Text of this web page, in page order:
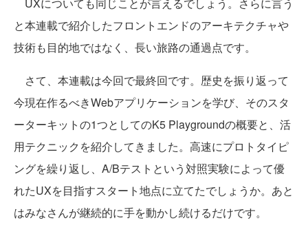
と本連載で紹介したフロントエンドのアーキテクチャや
技術も目的地ではなく、長い旅路の通過点です。
さて、本連載は今回で最終回です。歴史を振り返って
今現在作るべきWebアプリケーションを学び、そのスタ
ーターキットの1つとしてのK5 Playgroundの概要と、活
用テクニックを紹介してきました。高速にプロトタイピ
ングを繰り返し、A/Bテストという対照実験によって優
れたUXを目指すスタート地点に立てたでしょうか。あと
はみなさんが継続的に手を動かし続けるだけです。